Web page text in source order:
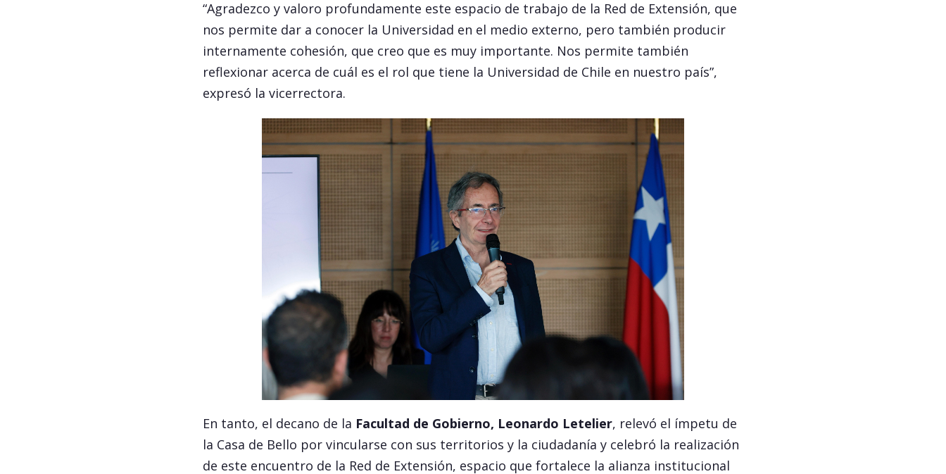
“Agradezco y valoro profundamente este espacio de trabajo de la Red de Extensión, que
nos permite dar a conocer la Universidad en el medio externo, pero también producir
internamente cohesión, que creo que es muy importante. Nos permite también
reflexionar acerca de cuál es el rol que tiene la Universidad de Chile en nuestro país”,
expresó la vicerrectora.
En tanto, el decano de la Facultad de Gobierno, Leonardo Letelier, relevó el ímpetu de
la Casa de Bello por vincularse con sus territorios y la ciudadanía y celebró la realización
de este encuentro de la Red de Extensión, espacio que fortalece la alianza institucional